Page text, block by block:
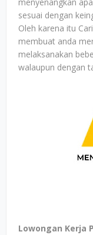
sesuai dengan
Oleh karena itu
membuat anda
melaksanakan
walaupun dengan
Lowongan Kerja